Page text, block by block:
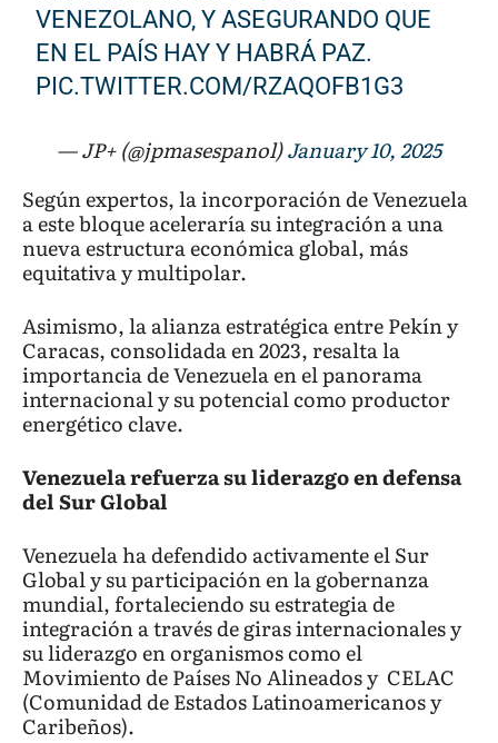
VENEZOLANO, Y ASEGURANDO QUE
EN EL PAÍS HAY Y HABRÁ PAZ.
PIC.TWITTER.COM/RZAQOFB1G3
— JP+ (@jpmasespanol)January 10, 2025
Según expertos, la incorporación de Venezuela
a este bloque aceleraría su integración a una
nueva estructura económica global, más
equitativa y multipolar.
Asimismo, la alianza estratégica entre Pekín y
Caracas, consolidada en 2023, resalta la
importancia de Venezuela en el panorama
internacional y su potencial como productor
energético clave.
Venezuela refuerza su liderazgo en defensa
del Sur Global
Venezuela ha defendido activamente el Sur
Global y su participación en la gobernanza
mundial, fortaleciendo su estrategia de
integración a través de giras internacionales y
su liderazgo en organismos como el
Movimiento de Países No Alineados y CELAC
(Comunidad de Estados Latinoamericanos y
Caribeños).